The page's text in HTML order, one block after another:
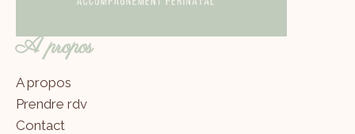
A propos
A propos
Prendre rdv
Contact